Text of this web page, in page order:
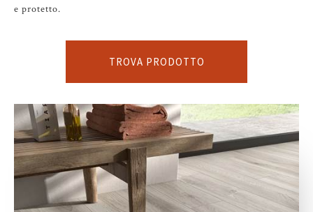
e protetto.
TROVA PRODOTTO